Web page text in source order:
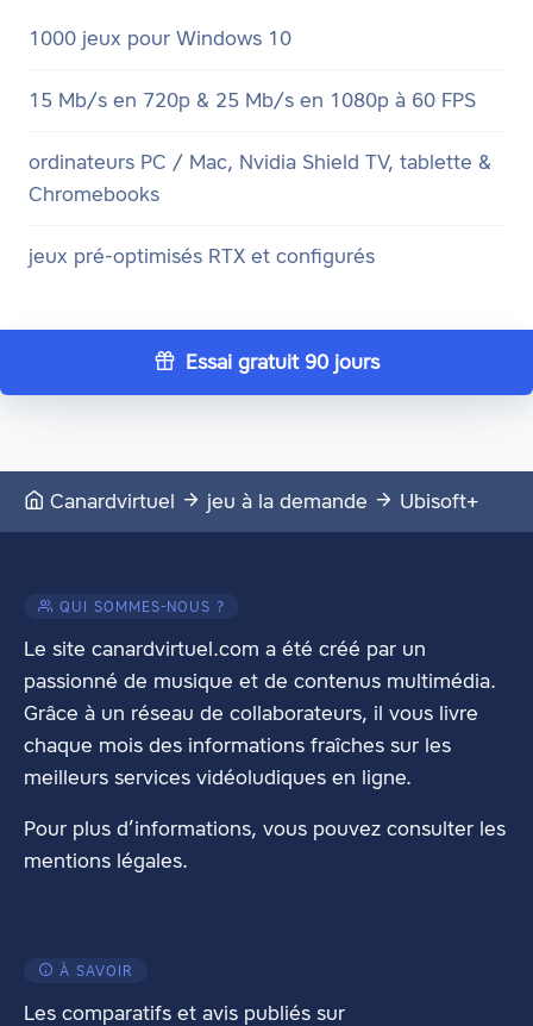
1000 jeux pour Windows 10
15 Mb/s en 720p & 25 Mb/s en 1080p à 60 FPS
ordinateurs PC / Mac, Nvidia Shield TV, tablette &
Chromebooks
jeux pré-optimisés RTX et configurés
Essai gratuit 90 jours
Canardvirtuel jeu à la demande Ubisoft+
QUI SOMMES-NOUS ?
Le site canardvirtuel.com a été créé par un
passionné de musique et de contenus multimédia.
Grâce à un réseau de collaborateurs, il vous livre
chaque mois des informations fraîches sur les
meilleurs services vidéoludiques en ligne.
Pour plus d’informations, vous pouvez consulter les
mentions légales.
À SAVOIR
Les comparatifs et avis publiés sur